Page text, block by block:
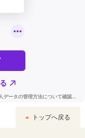
トップへ戻る